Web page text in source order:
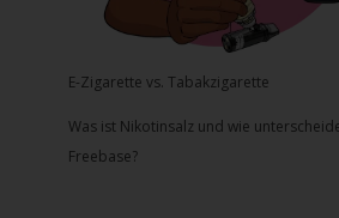
E-Zigarette vs. Tabakzigarette
Was ist Nikotinsalz und wie
Freebase?